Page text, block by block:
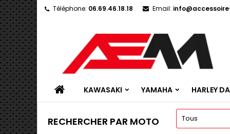
Téléphone: 06.69.46.18.18 Email:
KAWASAKI YAMAHA HARLEY
RECHERCHER PAR MOTO